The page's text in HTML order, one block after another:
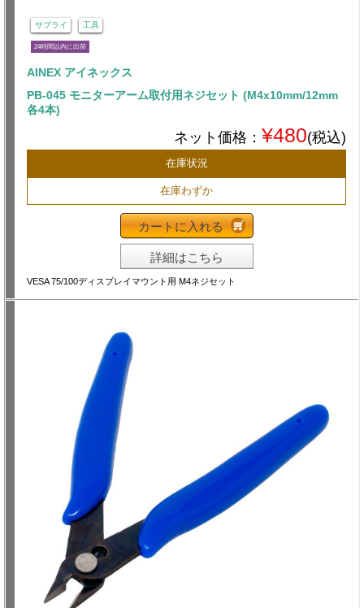
サプライ 工具
24時間以内に出荷
AINEX アイネックス
PB-045 モニターアーム取付用ネジセット (M4x10mm/12mm
各4本)
ネット価格： ¥480(税込)
在庫状況
在庫わずか
カートに入れる
詳細はこちら
VESA 75/100ディスプレイマウント用 M4ネジセット